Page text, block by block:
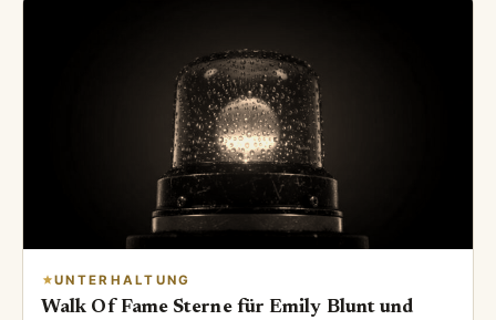
UNTERHALTUNG
Walk Of Fame Sterne für Emily Blunt und